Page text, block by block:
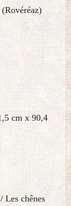
cm x 90,4
Les chênes